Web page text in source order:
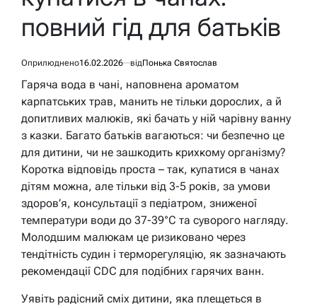
повний гід для батьків
Оприлюднено16.02.2026 відПонька Святослав
Гаряча вода в чані, наповнена ароматом
карпатських трав, манить не тільки дорослих, а й
допитливих малюків, які бачать у ній чарівну ванну
з казки. Багато батьків вагаються: чи безпечно це
для дитини, чи не зашкодить крихкому організму?
Коротка відповідь проста – так, купатися в чанах
дітям можна, але тільки від 3-5 років, за умови
здоров’я, консультації з педіатром, зниженої
температури води до 37-39°C та суворого нагляду.
Молодшим малюкам це ризиковано через
тендітність судин і терморегуляцію, як зазначають
рекомендації CDC для подібних гарячих ванн.
Уявіть радісний сміх дитини, яка плещеться в